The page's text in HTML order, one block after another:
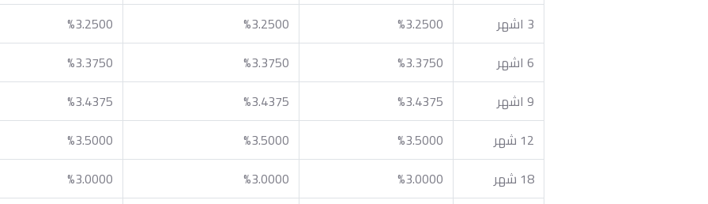
3 اشهر
%3.2500
%3.2500
%3.2500
6 اشهر
%3.3750
%3.3750
%3.3750
9 اشهر
%3.4375
%3.4375
%3.4375
12 شهر
%3.5000
%3.5000
%3.5000
18 شهر
%3.0000
%3.0000
%3.0000